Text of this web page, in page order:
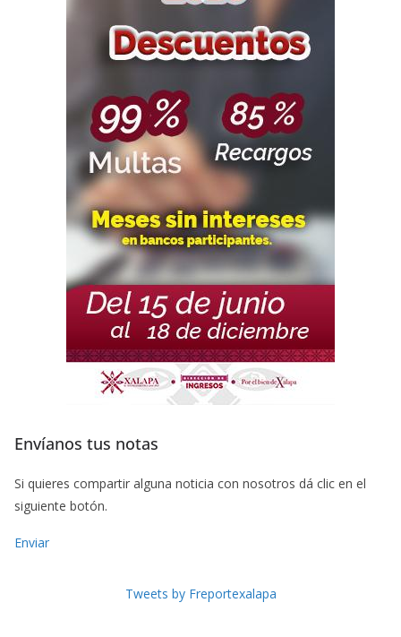
Envíanos tus notas
Si quieres compartir alguna noticia con nosotros dá clic en el
siguiente botón.
Enviar
Tweets by Freportexalapa